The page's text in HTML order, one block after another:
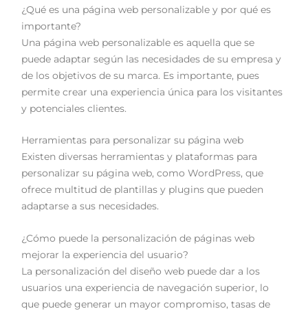
¿Qué es una página web personalizable y por qué es
importante?
Una página web personalizable es aquella que se
puede adaptar según las necesidades de su empresa y
de los objetivos de su marca. Es importante, pues
permite crear una experiencia única para los visitantes
y potenciales clientes.
Herramientas para personalizar su página web
Existen diversas herramientas y plataformas para
personalizar su página web, como WordPress, que
ofrece multitud de plantillas y plugins que pueden
adaptarse a sus necesidades.
¿Cómo puede la personalización de páginas web
mejorar la experiencia del usuario?
La personalización del diseño web puede dar a los
usuarios una experiencia de navegación superior, lo
que puede generar un mayor compromiso, tasas de